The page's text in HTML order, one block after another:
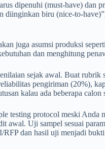
dipenuhi (must-have) dan
diinginkan biru (nice-to-
juga asumsi produksi
dan menghitung
sejak awal. Buat rubrik
pengiriman (20%),
kalau ada beberapa calon
testing protocol meski
awal. Uji sampel sesuai
dan hasil uji menjadi